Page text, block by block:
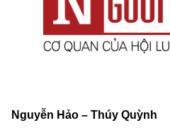
Nguyễn Hảo – Thúy Quỳnh